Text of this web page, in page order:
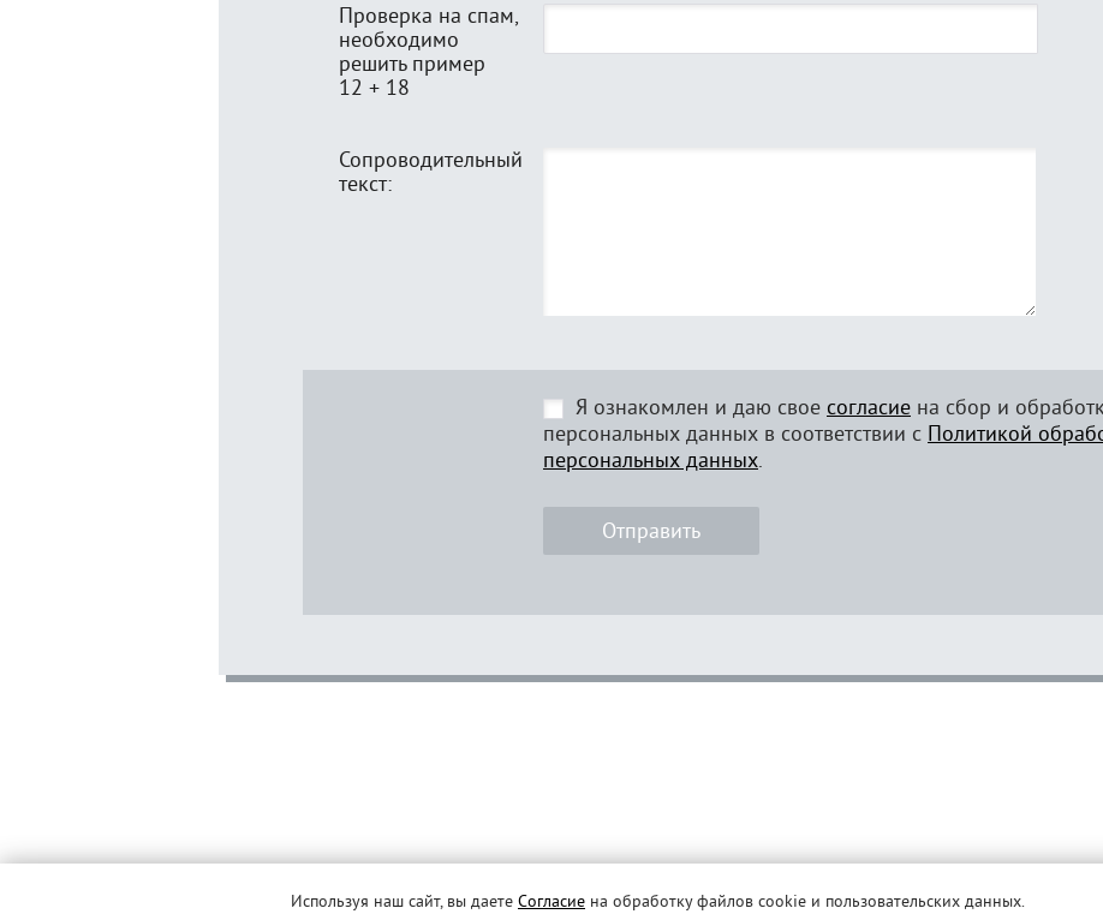
Проверка на спам,
необходимо
решить пример
12 + 18
Сопроводительный
текст:
Я ознакомлен и даю свое согласие на сбор и
персональных данных в соответствии с Политикой
персональных данных.
Отправить
© MERLION, 2026 г. Все права защищены.
Используя наш сайт, вы даете Согласие на обработку файлов cookie и пользовательских данных.